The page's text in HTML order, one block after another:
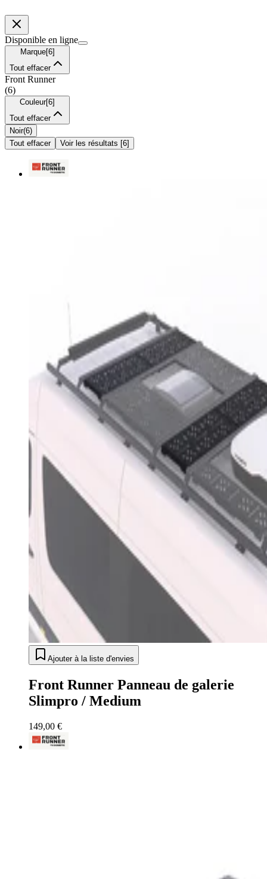
Disponible en ligne
Marque[6]
Tout effacer
Front Runner
(6)
Couleur[6]
Tout effacer
Noir(6)
Tout effacer
Voir les résultats [6]
Ajouter à la liste d'envies
Front Runner Panneau de galerie
Slimpro / Medium
149,00 €